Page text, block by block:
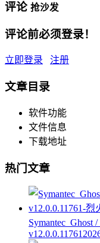
评论 抢沙发
评论前必须登录！
立即登录 注册
文章目录
软件功能
文件信息
下载地址
热门文章
Symantec_Ghost
v12.0.0.11761